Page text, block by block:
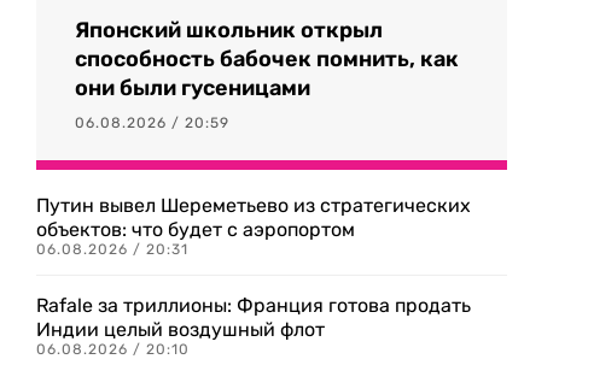
Японский школьник открыл
способность бабочек помнить, как
они были гусеницами
06.08.2026 / 20:59
Путин вывел Шереметьево из стратегических
объектов: что будет с аэропортом
06.08.2026 / 20:31
Rafale за триллионы: Франция готова продать
Индии целый воздушный флот
06.08.2026 / 20:10